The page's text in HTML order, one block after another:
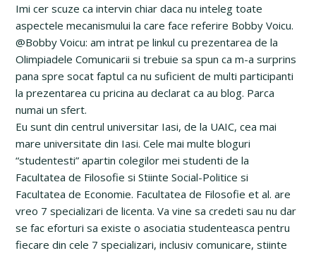
Imi cer scuze ca intervin chiar daca nu inteleg toate
aspectele mecanismului la care face referire Bobby Voicu.
@Bobby Voicu: am intrat pe linkul cu prezentarea de la
Olimpiadele Comunicarii si trebuie sa spun ca m-a surprins
pana spre socat faptul ca nu suficient de multi participanti
la prezentarea cu pricina au declarat ca au blog. Parca
numai un sfert.
Eu sunt din centrul universitar Iasi, de la UAIC, cea mai
mare universitate din Iasi. Cele mai multe bloguri
“studentesti” apartin colegilor mei studenti de la
Facultatea de Filosofie si Stiinte Social-Politice si
Facultatea de Economie. Facultatea de Filosofie et al. are
vreo 7 specializari de licenta. Va vine sa credeti sau nu dar
se fac eforturi sa existe o asociatia studenteasca pentru
fiecare din cele 7 specializari, inclusiv comunicare, stiinte